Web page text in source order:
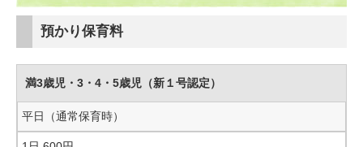
預かり保育料
満3歳児・3・4・5歳児（新１号認定）
平日（通常保育時）